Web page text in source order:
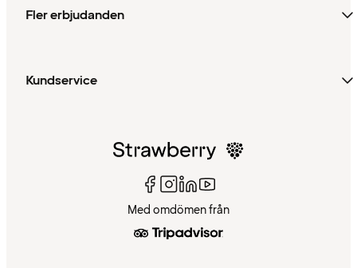
Fler erbjudanden
Kundservice
Med omdömen från